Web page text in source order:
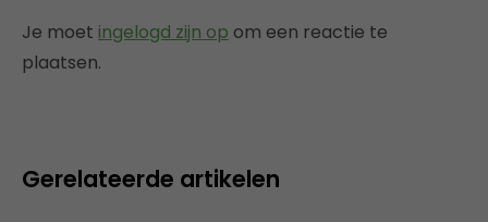
Je moet ingelogd zijn op om een reactie te
plaatsen.
Gerelateerde artikelen